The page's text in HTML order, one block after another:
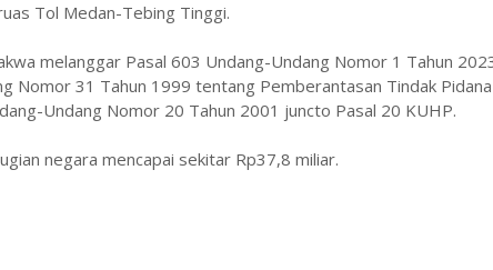
Tol Medan-Tebing Tinggi.
melanggar Pasal 603 Undang-Undang Nomor 1 Tahun
Nomor 31 Tahun 1999 tentang Pemberantasan Tindak Pidana
Undang Nomor 20 Tahun 2001 juncto Pasal 20 KUHP.
negara mencapai sekitar Rp37,8 miliar.